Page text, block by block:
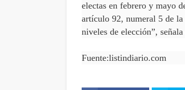
electas en febrero y mayo
artículo 92, numeral 5 de
niveles de elección”,
Fuente:listindiario.com